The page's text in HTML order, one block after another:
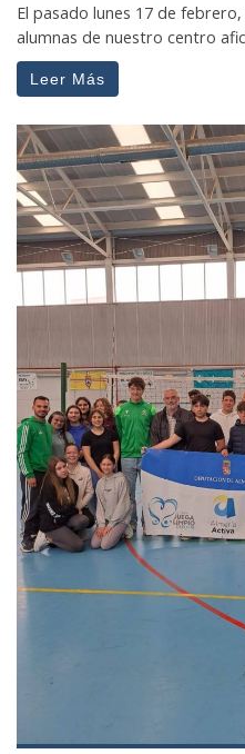
El pasado lunes 17 de
alumnas de nuestro centro
Leer Más